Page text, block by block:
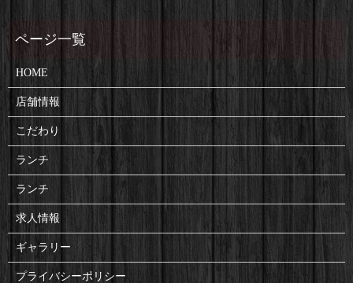
HOME
店舗情報
こだわり
ランチ
ランチ
求人情報
ギャラリー
プライバシーポリシー